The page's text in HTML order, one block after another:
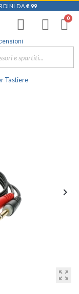
DA € 99
Tastiere
zoom_out_map
